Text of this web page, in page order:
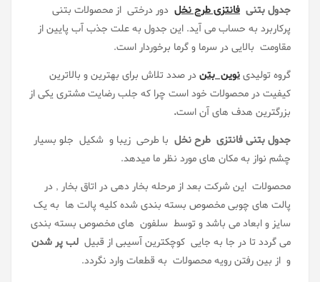
جدول بتنی فانتزی طرح نخل دور درختی از محصولات بتنی
پرکاربرد به حساب می آید. این جدول به علت جذب آب پایین از
مقاومت بالایی در سرما و گرما برخوردار است.
گروه تولیدینوین بتن در صدد تلاش برای بهترین و بالاترین
کیفیت در محصولات خود است چرا که جلب رضایت مشتری یکی از
بزرگترین هدف های آن است.
جدول بتنی فانتزی طرح نخل با طرحی زیبا و شکیل جلو بسیار
چشم نواز به مکان های مورد نظر ما میدهد.
محصولات این شرکت بعد از مرحله بخار دهی در اتاق بخار , در
پالت های چوبی مخصوص بسته بندی شده کلیه پالت ها به یک
سایز و ابعاد می باشد و توسط سلفون های مخصوص بسته بندی
می گردد تا در جا به جایی کوچکترین آسیبی از قبیل لب پر شدن
و از بین رفتن رویه محصولات به قطعات وارد نگردد.